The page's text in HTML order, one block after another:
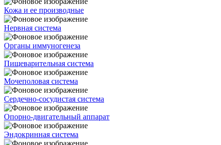
Кожа и ее производные
Нервная система
Органы иммуногенеза
Пищеварительная система
Мочеполовая система
Сердечно-сосудистая система
Опорно-двигательный аппарат
Эндокринная система